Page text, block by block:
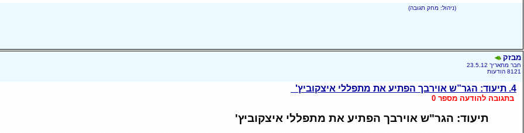
(ניהול: מחק תגובה)
מבזק
חבר מתאריך 23.5.12
8121 הודעות
4. תיעוד: הגר”ש אוירבך הפתיע את מתפללי איצקוביץ'
בתגובה להודעה מספר 0
תיעוד: הגר"ש אוירבך הפתיע את מתפללי איצקוביץ'